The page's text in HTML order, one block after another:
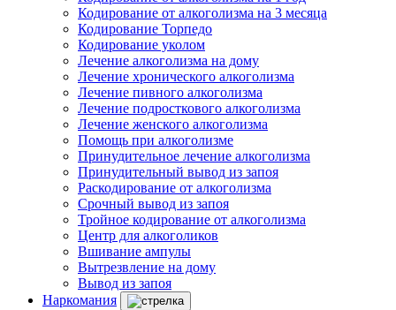
Кодирование от алкоголизма на 3 месяца
Кодирование Торпедо
Кодирование уколом
Лечение алкоголизма на дому
Лечение хронического алкоголизма
Лечение пивного алкоголизма
Лечение подросткового алкоголизма
Лечение женского алкоголизма
Помощь при алкоголизме
Принудительное лечение алкоголизма
Принудительный вывод из запоя
Раскодирование от алкоголизма
Срочный вывод из запоя
Тройное кодирование от алкоголизма
Центр для алкоголиков
Вшивание ампулы
Вытрезвление на дому
Вывод из запоя
Наркомания